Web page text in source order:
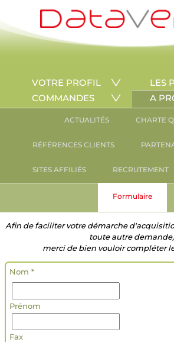
VOTRE PROFIL
LES
COMMANDES
A
ACTUALITÉS CHARTE
RÉFÉRENCES CLIENTS
SITES AFFILIÉS RECRUTEMENT
Formulaire
Afin de faciliter votre démarche
toute autre demande,
merci de bien vouloir compléter
Nom *
Prénom
Fax